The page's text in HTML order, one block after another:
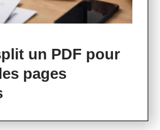
un PDF pour
pages